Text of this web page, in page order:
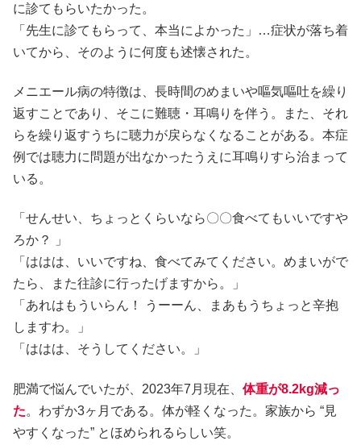
に診てもらいたかった。
「先生に診てもらって、本当によかった」…症状が落ち着
いてから、そのように何度も述懐された。
メニエール病の特徴は、長時間のめまいや嘔気嘔吐を繰り
返すことであり、そこに難聴・耳鳴りを伴う。また、それ
らを繰り返すうちに聴力が戻らなくなることがある。本症
例では聴力に問題が出なかったうえに耳鳴りすら治まって
いる。
「せんせい、ちょっとくらいなら〇〇食べてもいいですや
ろか？ 」
「ははは、いいですね、食べてみてください。めまいがで
たら、また往診に行ったげますから。」
「あれはもういらん！ うーーん、まあもうちょっと辛抱
しますわ。」
「ははは、そうしてください。」
肥満で悩んでいたが、2023年7月現在、 体重が8.2kg減っ
た。わずか3ヶ月である。体が軽くなった。家族から “見
やすくなった” とほめられるらしい笑。